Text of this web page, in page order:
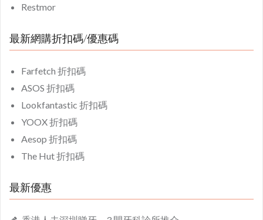
Restmor
最新網購折扣碼/優惠碼
Farfetch 折扣碼
ASOS 折扣碼
Lookfantastic 折扣碼
YOOX 折扣碼
Aesop 折扣碼
The Hut 折扣碼
最新優惠